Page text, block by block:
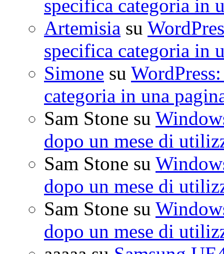
specifica categoria in
Artemisia su
specifica categoria in
Simone su
categoria in una
Sam Stone su
dopo un mese di
Sam Stone su
dopo un mese di
Sam Stone su
dopo un mese di